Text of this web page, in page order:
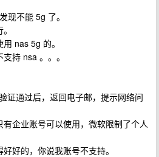
现不能 5g 了。
nas 5g 的。
持 nsa 。。。
证通过后，返回电子邮，提示网络问
企业账号可以使用，微软限制了个人
好的，你说我账号不支持。